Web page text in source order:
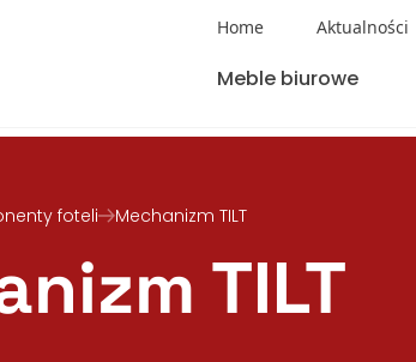
Home Aktualności
Meble biurowe
foteli Mechanizm TILT
TILT